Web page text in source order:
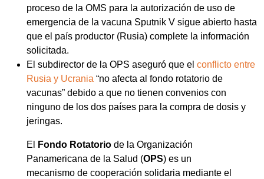
proceso de la OMS para la autorización de uso de
emergencia de la vacuna Sputnik V sigue abierto hasta
que el país productor (Rusia) complete la información
solicitada.
El subdirector de la OPS aseguró que el conflicto entre
Rusia y Ucrania “no afecta al fondo rotatorio de
vacunas” debido a que no tienen convenios con
ninguno de los dos países para la compra de dosis y
jeringas.
El Fondo Rotatorio de la Organización
Panamericana de la Salud (OPS) es un
mecanismo de cooperación solidaria mediante el